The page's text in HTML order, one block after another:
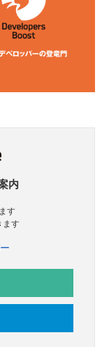
内
す
ます